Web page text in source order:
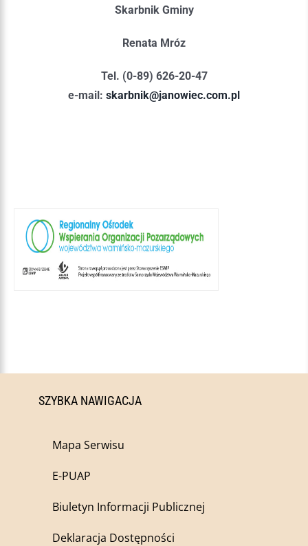
Skarbnik Gminy
Renata Mróz
Tel. (0-89) 626-20-47
e-mail: skarbnik@janowiec.com.pl
SZYBKA NAWIGACJA
Mapa Serwisu
E-PUAP
Biuletyn Informacji Publicznej
Deklaracja Dostępności